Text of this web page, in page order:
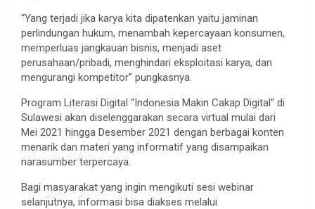
“Yang terjadi jika karya kita dipatenkan yaitu jaminan
perlindungan hukum, menambah kepercayaan konsumen,
memperluas jangkauan bisnis, menjadi aset
perusahaan/pribadi, menghindari eksploitasi karya, dan
mengurangi kompetitor” pungkasnya.
Program Literasi Digital “Indonesia Makin Cakap Digital” di
Sulawesi akan diselenggarakan secara virtual mulai dari
Mei 2021 hingga Desember 2021 dengan berbagai konten
menarik dan materi yang informatif yang disampaikan
narasumber terpercaya.
Bagi masyarakat yang ingin mengikuti sesi webinar
selanjutnya, informasi bisa diakses melalui